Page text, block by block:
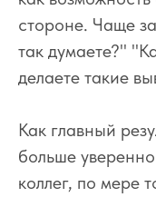
стороне. Чаще
так думаете?"
делаете такие
Как главный
больше
коллег, по мере